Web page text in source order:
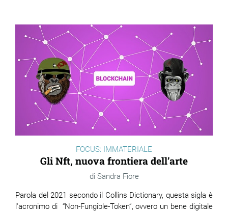
FOCUS: IMMATERIALE
Gli Nft, nuova frontiera dell’arte
Sandra Fiore
Parola del 2021 secondo il Collins Dictionary, questa sigla è
l'acronimo di “Non-Fungible-Token”, ovvero un bene digitale